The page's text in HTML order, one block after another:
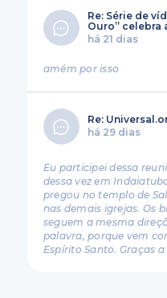
Re: Série de
Ouro” celebra
há 21 dias
amém por isso
Re:
há 29 dias
Eu participei dessa
dessa vez em
pregou no templo de
nas demais igrejas. Os
seguem a mesma
palavra, porque vem
Espírito Santo. Graças a